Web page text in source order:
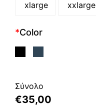
xlarge xxlarge
*Color
Σύνολο
€35,00